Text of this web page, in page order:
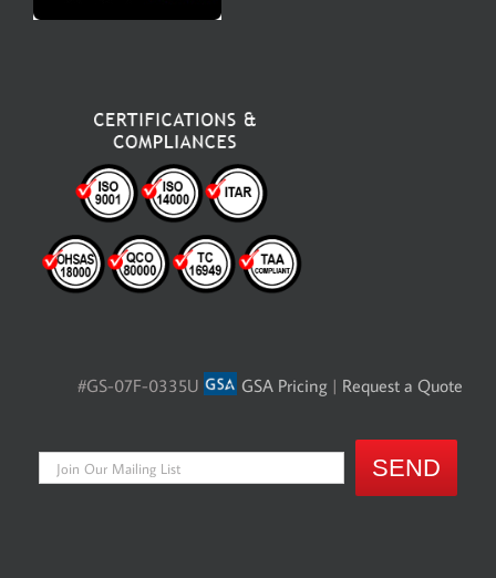
#GS-07F-0335U GSA Pricing | Request a Quote